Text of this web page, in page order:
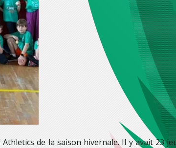
de la saison hivernale. Il y avait 23